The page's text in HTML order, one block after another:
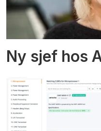
Ny sjef hos